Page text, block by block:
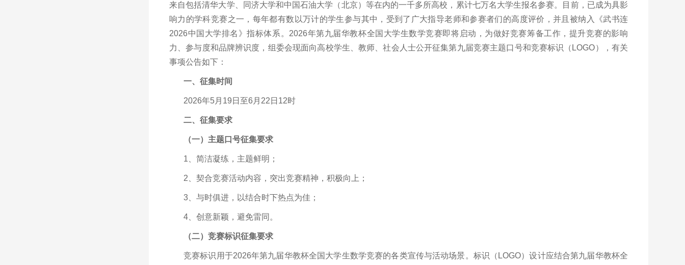
来自包括清华大学、同济大学和中国石油大学（北京）等在内的一千多所高校，累计七万名大学生报名参赛。目前，已成为具影
响力的学科竞赛之一，每年都有数以万计的学生参与其中，受到了广大指导老师和参赛者们的高度评价，并且被纳入《武书连
2026中国大学排名》指标体系。2026年第九届华教杯全国大学生数学竞赛即将启动，为做好竞赛筹备工作，提升竞赛的影响
力、参与度和品牌辨识度，组委会现面向高校学生、教师、社会人士公开征集第九届竞赛主题口号和竞赛标识（LOGO），有关
事项公告如下：
一、征集时间
2026年5月19日至6月22日12时
二、征集要求
（一）主题口号征集要求
1、简洁凝练，主题鲜明；
2、契合竞赛活动内容，突出竞赛精神，积极向上；
3、与时俱进，以结合时下热点为佳；
4、创意新颖，避免雷同。
（二）竞赛标识征集要求
竞赛标识用于2026年第九届华教杯全国大学生数学竞赛的各类宣传与活动场景。标识（LOGO）设计应结合第九届华教杯全